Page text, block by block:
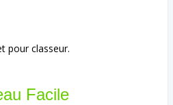
pour classeur.
Facile